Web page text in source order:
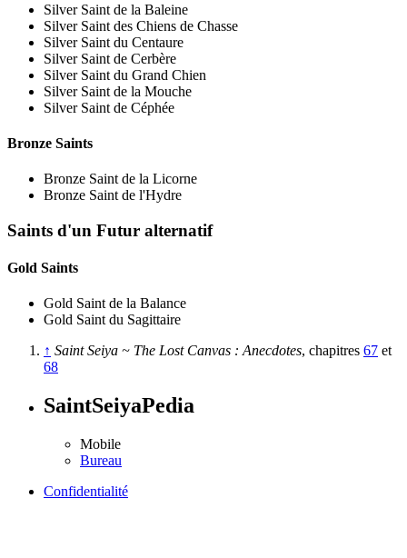
Silver Saint de la Baleine
Silver Saint des Chiens de Chasse
Silver Saint du Centaure
Silver Saint de Cerbère
Silver Saint du Grand Chien
Silver Saint de la Mouche
Silver Saint de Céphée
Bronze Saints
Bronze Saint de la Licorne
Bronze Saint de l'Hydre
Saints d'un Futur alternatif
Gold Saints
Gold Saint de la Balance
Gold Saint du Sagittaire
↑ Saint Seiya ~ The Lost Canvas : Anecdotes, chapitres 67 et
68
SaintSeiyaPedia
Mobile
Bureau
Confidentialité